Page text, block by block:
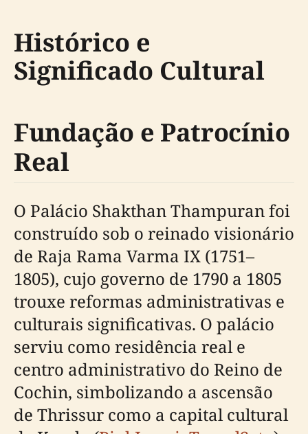
Histórico e
Significado Cultural
Fundação e Patrocínio
Real
O Palácio Shakthan Thampuran foi
construído sob o reinado visionário
de Raja Rama Varma IX (1751–
1805), cujo governo de 1790 a 1805
trouxe reformas administrativas e
culturais significativas. O palácio
serviu como residência real e
centro administrativo do Reino de
Cochin, simbolizando a ascensão
de Thrissur como a capital cultural